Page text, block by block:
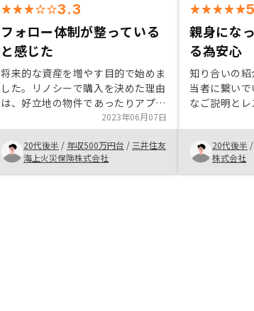
3.3
フォロー体制が整っている
と感じた
将来的な資産を増やす目的で始めま
した。リノシーで購入を決めた理由
は、好立地の物件であったりアプリ
で管理できたり、担当営業の方に丁
寧にフォローいただけると感じたり
したからです。購入を検討している
方も、私の購入理由がそのまま感じ
られると思います。現時点では特に
2023年06月07日
20代後半 / 年収500万円台 / 三井住友
海上火災保険株式会社
親身にな
る為安心
知り合いの
当者に繋い
なご説明と
満足し、購
らないこと
だき なる
とができると
20代後半 /
株式会社